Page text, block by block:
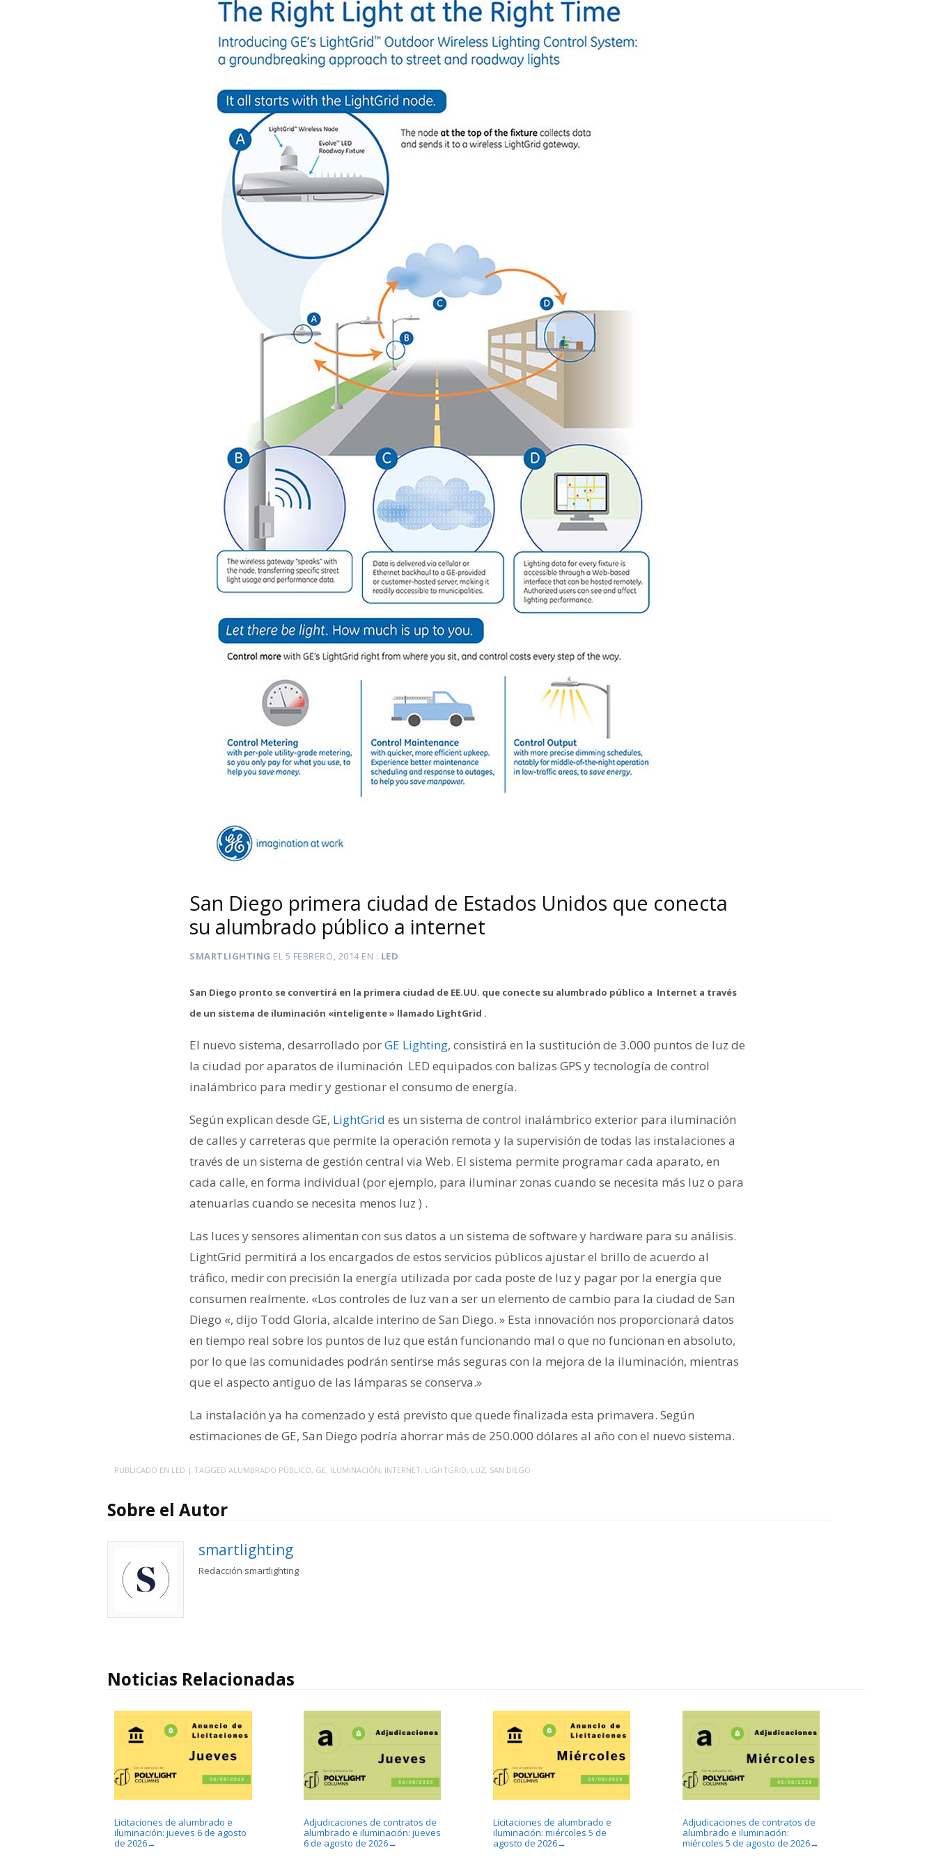
San Diego primera ciudad de Estados Unidos que conecta
su alumbrado público a internet
SMARTLIGHTING EL 5 FEBRERO, 2014EN LED
San Diego pronto se convertirá en la primera ciudad de EE.UU. que conecte su alumbrado público a Internet a través
de un sistema de iluminación «inteligente » llamado LightGrid .
El nuevo sistema, desarrollado porGE Lighting, consistirá en la sustitución de 3.000 puntos de luz de
la ciudad por aparatos de iluminación LED equipados con balizas GPS y tecnología de control
inalámbrico para medir y gestionar el consumo de energía.
Según explican desde GE, LightGrid es un sistema de control inalámbrico exterior para iluminación
de calles y carreteras que permite la operación remota y la supervisión de todas las instalaciones a
través de un sistema de gestión central via Web. El sistema permite programar cada aparato, en
cada calle, en forma individual (por ejemplo, para iluminar zonas cuando se necesita más luz o para
atenuarlas cuando se necesita menos luz ) .
Las luces y sensores alimentan con sus datos a un sistema de software y hardware para su análisis.
LightGrid permitirá a los encargados de estos servicios públicos ajustar el brillo de acuerdo al
tráfico, medir con precisión la energía utilizada por cada poste de luz y pagar por la energía que
consumen realmente. «Los controles de luz van a ser un elemento de cambio para la ciudad de San
Diego «, dijo Todd Gloria, alcalde interino de San Diego. » Esta innovación nos proporcionará datos
en tiempo real sobre los puntos de luz que están funcionando mal o que no funcionan en absoluto,
por lo que las comunidades podrán sentirse más seguras con la mejora de la iluminación, mientras
que el aspecto antiguo de las lámparas se conserva.»
La instalación ya ha comenzado y está previsto que quede finalizada esta primavera. Según
estimaciones de GE, San Diego podría ahorrar más de 250.000 dólares al año con el nuevo sistema.
PUBLICADO EN LED | TAGGED ALUMBRADO PÚBLICO, GE, ILUMINACIÓN, INTERNET, LIGHTGRID, LUZ, SAN DIEGO
Sobre el Autor
smartlighting
Redacción smartlighting
Noticias Relacionadas
Licitaciones de alumbrado e
iluminación: jueves 6 de agosto
de 2026→
Adjudicaciones de contratos de
alumbrado e iluminación: jueves
6 de agosto de 2026→
Licitaciones de alumbrado e
iluminación: miércoles 5 de
agosto de 2026→
Adjudicaciones de contratos de
alumbrado e iluminación:
miércoles 5 de agosto de 2026→